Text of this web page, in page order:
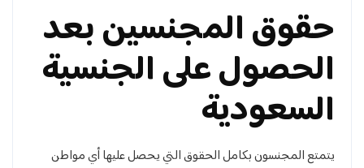
حقوق المجنسين بعد
الحصول على الجنسية
السعودية
يتمتع المجنسون بكامل الحقوق التي يحصل عليها أي مواطن